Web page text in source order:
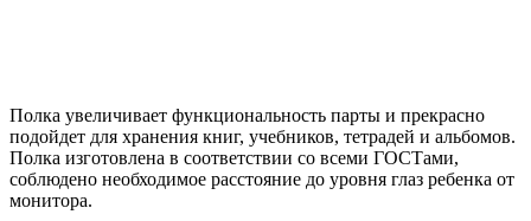
Полка увеличивает функциональность парты и прекрасно
подойдет для хранения книг, учебников, тетрадей и альбомов.
Полка изготовлена в соответствии со всеми ГОСТами,
соблюдено необходимое расстояние до уровня глаз ребенка от
монитора.